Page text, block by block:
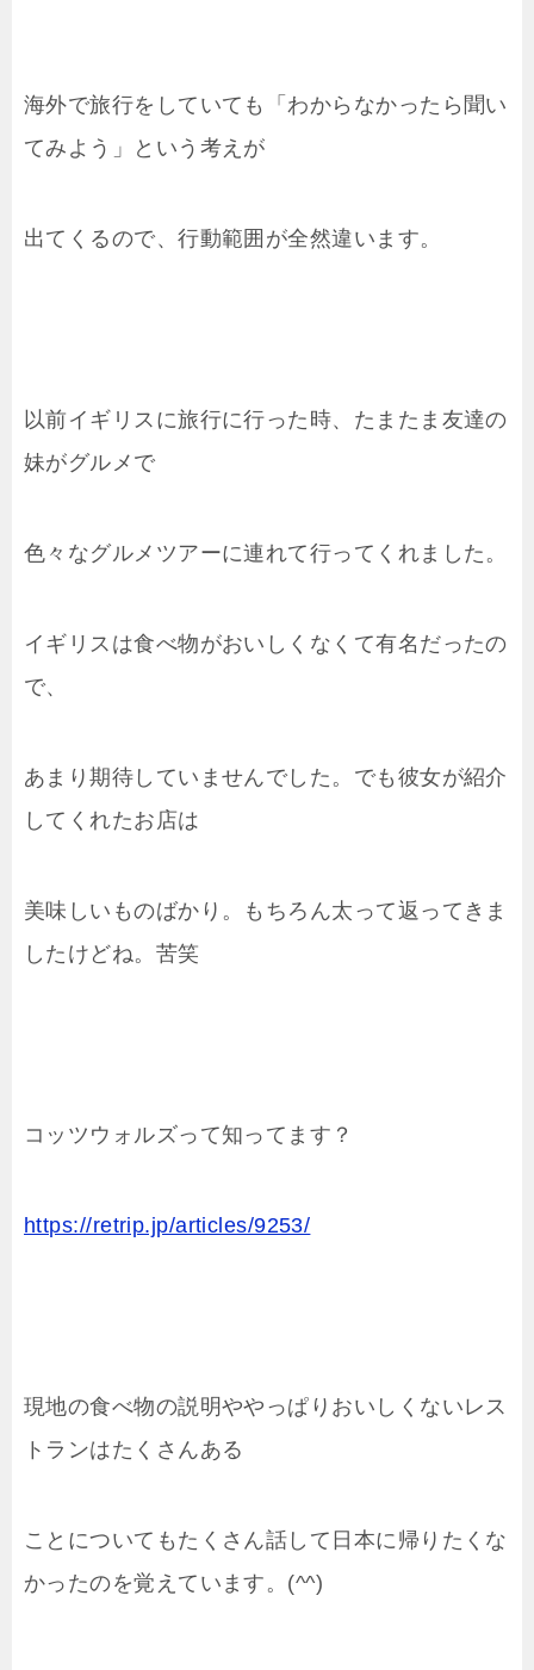
海外で旅行をしていても「わからなかったら聞い
てみよう」という考えが
出てくるので、行動範囲が全然違います。
以前イギリスに旅行に行った時、たまたま友達の
妹がグルメで
色々なグルメツアーに連れて行ってくれました。
イギリスは食べ物がおいしくなくて有名だったの
で、
あまり期待していませんでした。でも彼女が紹介
してくれたお店は
美味しいものばかり。もちろん太って返ってきま
したけどね。苦笑
コッツウォルズって知ってます？
https://retrip.jp/articles/9253/
現地の食べ物の説明ややっぱりおいしくないレス
トランはたくさんある
ことについてもたくさん話して日本に帰りたくな
かったのを覚えています。(^^)